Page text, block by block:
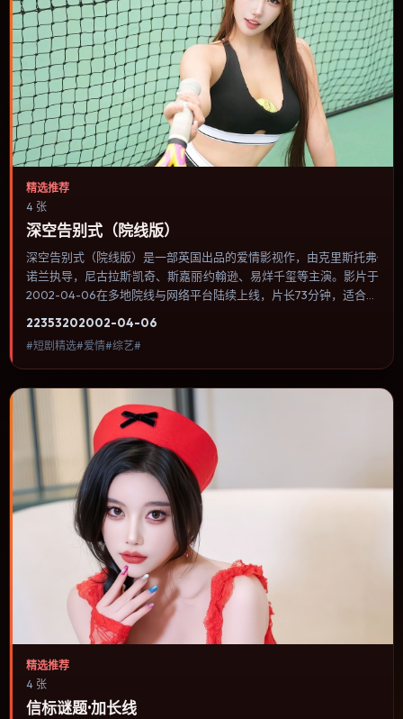
精选推荐
4 张
深空告别式（院线版）
深空告别式（院线版）是一部英国出品的爱情影视作，由克里斯托弗·
诺兰执导，尼古拉斯·凯奇、斯嘉丽·约翰逊、易烊千玺等主演。影片于
2002-04-06在多地院线与网络平台陆续上线，片长73分钟，适合喜
人物选择与情节推进，节奏与视听语言统一，可作为休闲观影或类型
片补片的选择。
22353202002-04-06
#短剧精选#爱情#综艺#
精选推荐
4 张
信标谜题·加长线